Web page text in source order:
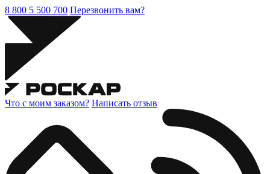
8 800 5 500 700 Перезвонить вам?
Что с моим заказом? Написать отзыв